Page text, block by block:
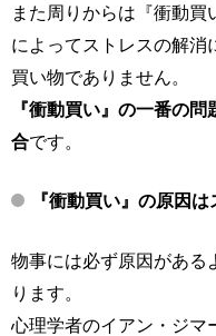
また周りからは『衝動
によってストレスの解消
買い物でありません。
『衝動買い』の一番の
合です。
『衝動買い』の原因
物事には必ず原因がある
ります。
心理学者のイアン・ジマ